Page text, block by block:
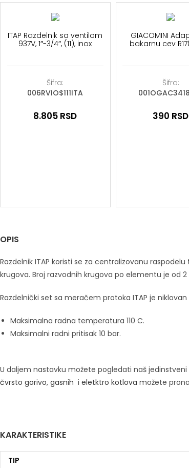
ITAP Razdelnik sa ventilom
937V, 1″-3/4″, (11), inox
Šifra:
006RVIO$111ITA
8.805 RSD
GIACOMINI
bakarnu cev
Šifra:
390 RSD
OPIS
Razdelnik ITAP koristi se za centralizovanu
krugova. Broj razvodnih krugova po elementu je od
Razdelnički set sa meračem protoka ITAP je
Maksimalna radna temperatura 110 C.
Maksimalni radni pritisak 10 bar.
U daljem nastavku možete pogledati naš jedinstveni
čvrsto gorivo, gasnih i eletktro kotlova možete
KARAKTERISTIKE
TIP